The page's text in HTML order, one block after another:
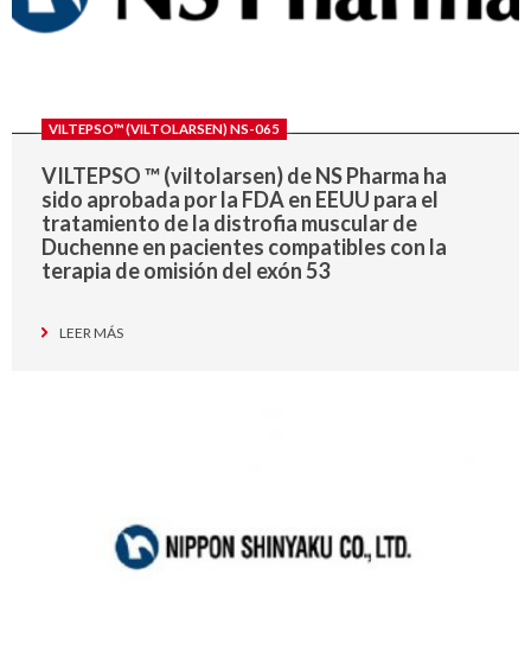
VILTEPSO™ (VILTOLARSEN) NS-065
VILTEPSO ™ (viltolarsen) de NS Pharma ha
sido aprobada por la FDA en EEUU para el
tratamiento de la distrofia muscular de
Duchenne en pacientes compatibles con la
terapia de omisión del exón 53
LEER MÁS